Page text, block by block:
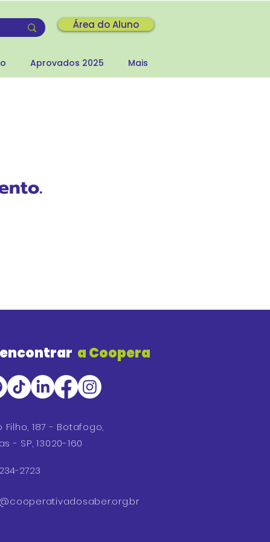
Área do Aluno
Aprovados 2025 Mais
a Coopera
Filho, 187 - Botafogo,
- SP, 13020-160
2723
dosaber.org.br